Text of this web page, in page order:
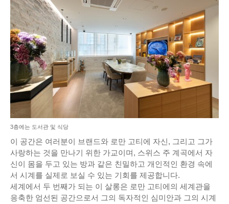
3층에는 도서관 및 식당
이 공간은 여러분이 브랜드와 로만 고티에 자신, 그리고 그가
사랑하는 것을 만나기 위한 가교이며, 스위스 주 계곡에서 자
신이 몸을 두고 있는 방과 같은 친밀하고 개인적인 환경 속에
서 시계를 실제로 보실 수 있는 기회를 제공합니다.
세계에서 두 번째가 되는 이 살롱은 로만 고티에의 세계관을
응축한 엄선된 공간으로서 그의 독자적인 심미안과 그의 시계